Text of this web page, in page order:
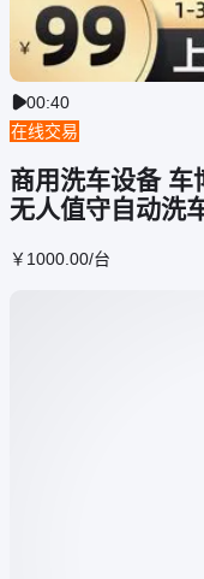
00:40
在线交易
商用洗车设备 车
无人值守自动洗
￥ 1000.00/台